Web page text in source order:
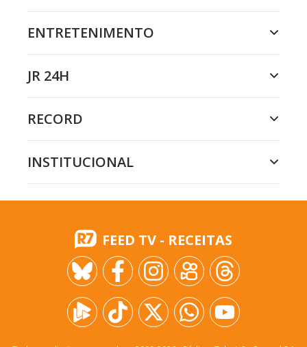
ENTRETENIMENTO
JR 24H
RECORD
INSTITUCIONAL
FEED TV - RECEITAS